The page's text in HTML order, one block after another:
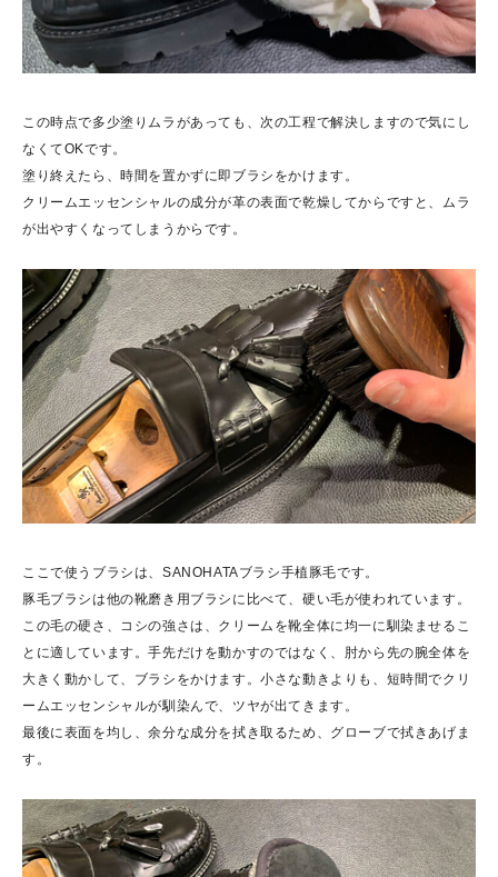
この時点で多少塗りムラがあっても、次の工程で解決しますので気にし
なくてOKです。
塗り終えたら、時間を置かずに即ブラシをかけます。
クリームエッセンシャルの成分が革の表面で乾燥してからですと、ムラ
が出やすくなってしまうからです。
ここで使うブラシは、SANOHATAブラシ手植豚毛です。
豚毛ブラシは他の靴磨き用ブラシに比べて、硬い毛が使われています。
この毛の硬さ、コシの強さは、クリームを靴全体に均一に馴染ませるこ
とに適しています。手先だけを動かすのではなく、肘から先の腕全体を
大きく動かして、ブラシをかけます。小さな動きよりも、短時間でクリ
ームエッセンシャルが馴染んで、ツヤが出てきます。
最後に表面を均し、余分な成分を拭き取るため、グローブで拭きあげま
す。